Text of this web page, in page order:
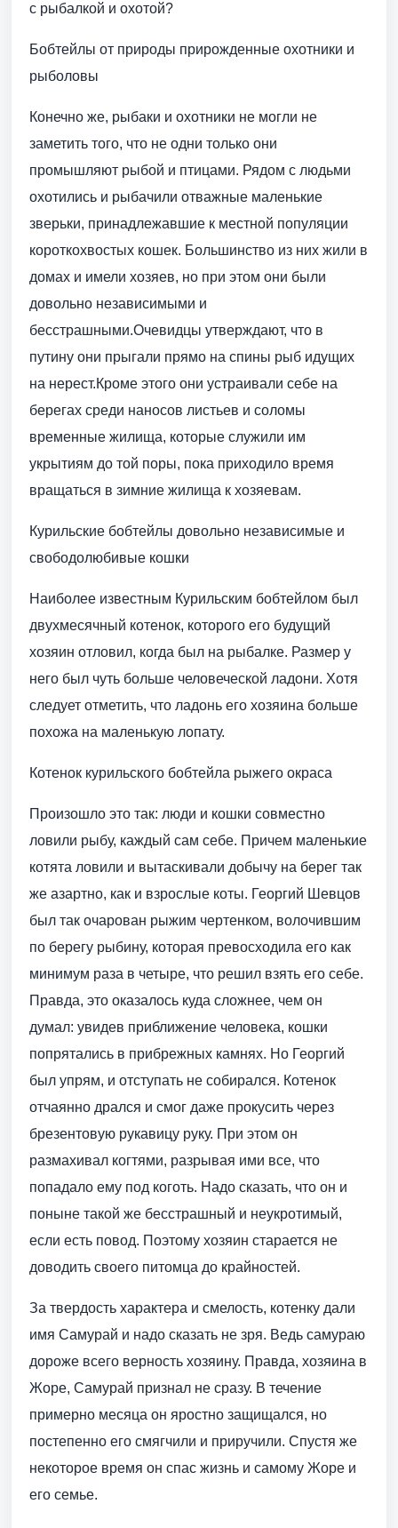
с рыбалкой и охотой?
Бобтейлы от природы прирожденные охотники и
рыболовы
Конечно же, рыбаки и охотники не могли не
заметить того, что не одни только они
промышляют рыбой и птицами. Рядом с людьми
охотились и рыбачили отважные маленькие
зверьки, принадлежавшие к местной популяции
короткохвостых кошек. Большинство из них жили в
домах и имели хозяев, но при этом они были
довольно независимыми и
бесстрашными.Очевидцы утверждают, что в
путину они прыгали прямо на спины рыб идущих
на нерест.Кроме этого они устраивали себе на
берегах среди наносов листьев и соломы
временные жилища, которые служили им
укрытиям до той поры, пока приходило время
вращаться в зимние жилища к хозяевам.
Курильские бобтейлы довольно независимые и
свободолюбивые кошки
Наиболее известным Курильским бобтейлом был
двухмесячный котенок, которого его будущий
хозяин отловил, когда был на рыбалке. Размер у
него был чуть больше человеческой ладони. Хотя
следует отметить, что ладонь его хозяина больше
похожа на маленькую лопату.
Котенок курильского бобтейла рыжего окраса
Произошло это так: люди и кошки совместно
ловили рыбу, каждый сам себе. Причем маленькие
котята ловили и вытаскивали добычу на берег так
же азартно, как и взрослые коты. Георгий Шевцов
был так очарован рыжим чертенком, волочившим
по берегу рыбину, которая превосходила его как
минимум раза в четыре, что решил взять его себе.
Правда, это оказалось куда сложнее, чем он
думал: увидев приближение человека, кошки
попрятались в прибрежных камнях. Но Георгий
был упрям, и отступать не собирался. Котенок
отчаянно дрался и смог даже прокусить через
брезентовую рукавицу руку. При этом он
размахивал когтями, разрывая ими все, что
попадало ему под коготь. Надо сказать, что он и
поныне такой же бесстрашный и неукротимый,
если есть повод. Поэтому хозяин старается не
доводить своего питомца до крайностей.
За твердость характера и смелость, котенку дали
имя Самурай и надо сказать не зря. Ведь самураю
дороже всего верность хозяину. Правда, хозяина в
Жоре, Самурай признал не сразу. В течение
примерно месяца он яростно защищался, но
постепенно его смягчили и приручили. Спустя же
некоторое время он спас жизнь и самому Жоре и
его семье.